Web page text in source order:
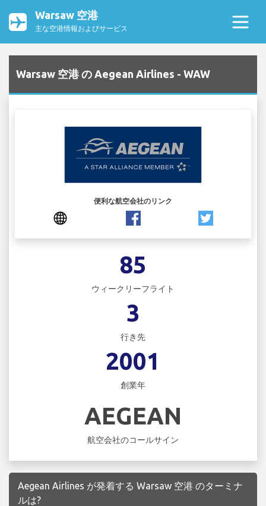
Warsaw 空港
主な空港情報およびサービス
Warsaw 空港 の Aegean Airlines - WAW
便利な航空会社のリンク
85
ウィークリーフライト
3
行き先
2001
創業年
AEGEAN
航空会社のコールサイン
Aegean Airlines が発着する Warsaw 空港 のターミナ
ルは?